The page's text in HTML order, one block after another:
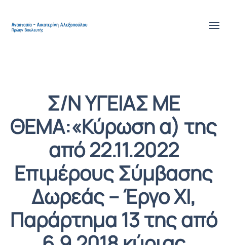
Skip to main content
Σ/N YΓΕΙΑΣ ΜΕ
ΘΕΜΑ:«Κύρωση α) της
από 22.11.2022
Επιμέρους Σύμβασης
Δωρεάς – Έργο ΧΙ,
Παράρτημα 13 της από